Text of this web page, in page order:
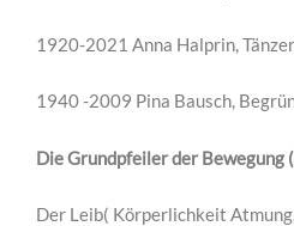
1920-2021 Anna Halprin,
1940 -2009 Pina Bausch,
Die Grundpfeiler der Bewegung
Der Leib( Körperlichkeit